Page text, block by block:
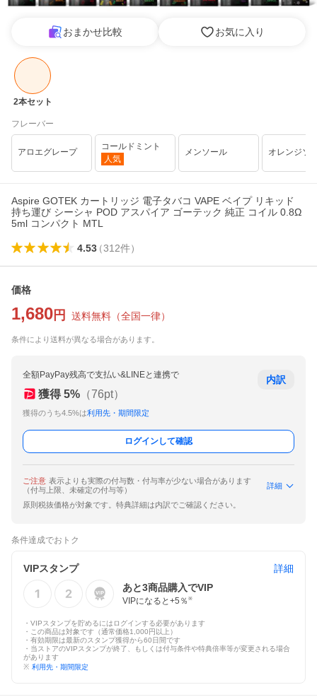
おまかせ比較 お気に入り
2本セット
フレーバー
アロエグレープ
コールドミント
人気
メンソール オレンジソ
Aspire GOTEK カートリッジ 電子タバコ VAPE ベイプ リキッド
持ち運び シーシャ POD アスパイア ゴーテック 純正 コイル 0.8Ω
5ml コンパクト MTL
4.53（312件）
価格
1,680 円 送料無料 （全国一律）
条件により送料が異なる場合があります。
全額PayPay残高で支払い&LINEと連携で
獲得 5% （76pt）
獲得のうち4.5%は利用先・期間限定
内訳
ログインして確認
ご注意 表示よりも実際の付与数・付与率が少ない場合があります
（付与上限、未確定の付与等）
詳細
原則税抜価格が対象です。特典詳細は内訳でご確認ください。
条件達成でおトク
VIPスタンプ
詳細
あと3商品購入でVIP
VIPになると+5 ％ ※
・VIPスタンプを貯めるにはログインする必要があります
・この商品は対象です（通常価格1,000円以上）
・有効期限は最新のスタンプ獲得から60日間です
・当ストアのVIPスタンプが終了、もしくは付与条件や特典倍率等が変更される場合
があります
※ 利用先・期間限定